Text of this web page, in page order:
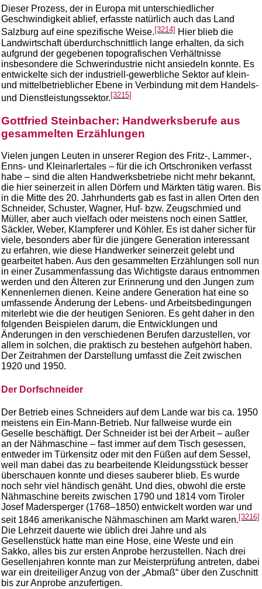
Dieser Prozess, der in Europa mit unterschiedlicher
Geschwindigkeit ablief, erfasste natürlich auch das Land
Salzburg auf eine spezifische Weise.[3214] Hier blieb die
Landwirtschaft überdurchschnittlich lange erhalten, da sich
aufgrund der gegebenen topografischen Verhältnisse
insbesondere die Schwerindustrie nicht ansiedeln konnte. Es
entwickelte sich der industriell-gewerbliche Sektor auf klein-
und mittelbetrieblicher Ebene in Verbindung mit dem Handels-
und Dienstleistungssektor.[3215]
Gottfried Steinbacher: Handwerksberufe aus
gesammelten Erzählungen
Vielen jungen Leuten in unserer Region des Fritz-, Lammer-,
Enns- und Kleinarlertales – für die ich Ortschroniken verfasst
habe – sind die alten Handwerksbetriebe nicht mehr bekannt,
die hier seinerzeit in allen Dörfern und Märkten tätig waren. Bis
in die Mitte des 20. Jahrhunderts gab es fast in allen Orten den
Schneider, Schuster, Wagner, Huf- bzw. Zeugschmied und
Müller, aber auch vielfach oder meistens noch einen Sattler,
Säckler, Weber, Klampferer und Köhler. Es ist daher sicher für
viele, besonders aber für die jüngere Generation interessant
zu erfahren, wie diese Handwerker seinerzeit gelebt und
gearbeitet haben. Aus den gesammelten Erzählungen soll nun
in einer Zusammenfassung das Wichtigste daraus entnommen
werden und den Älteren zur Erinnerung und den Jungen zum
Kennenlernen dienen. Keine andere Generation hat eine so
umfassende Änderung der Lebens- und Arbeitsbedingungen
miterlebt wie die der heutigen Senioren. Es geht daher in den
folgenden Beispielen darum, die Entwicklungen und
Änderungen in den verschiedenen Berufen darzustellen, vor
allem in solchen, die praktisch zu bestehen aufgehört haben.
Der Zeitrahmen der Darstellung umfasst die Zeit zwischen
1920 und 1950.
Der Dorfschneider
Der Betrieb eines Schneiders auf dem Lande war bis ca. 1950
meistens ein Ein-Mann-Betrieb. Nur fallweise wurde ein
Geselle beschäftigt. Der Schneider ist bei der Arbeit – außer
an der Nähmaschine – fast immer auf dem Tisch gesessen,
entweder im Türkensitz oder mit den Füßen auf dem Sessel,
weil man dabei das zu bearbeitende Kleidungsstück besser
überschauen konnte und dieses sauberer blieb. Es wurde
noch sehr viel händisch genäht. Und dies, obwohl die erste
Nähmaschine bereits zwischen 1790 und 1814 vom Tiroler
Josef Madersperger (1768–1850) entwickelt worden war und
seit 1846 amerikanische Nähmaschinen am Markt waren. [3216]
Die Lehrzeit dauerte wie üblich drei Jahre und als
Gesellenstück hatte man eine Hose, eine Weste und ein
Sakko, alles bis zur ersten Anprobe herzustellen. Nach drei
Gesellenjahren konnte man zur Meisterprüfung antreten, dabei
war ein dreiteiliger Anzug von der „Abmaß“ über den Zuschnitt
bis zur Anprobe anzufertigen.